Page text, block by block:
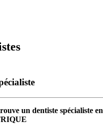
un dentiste spécialiste en